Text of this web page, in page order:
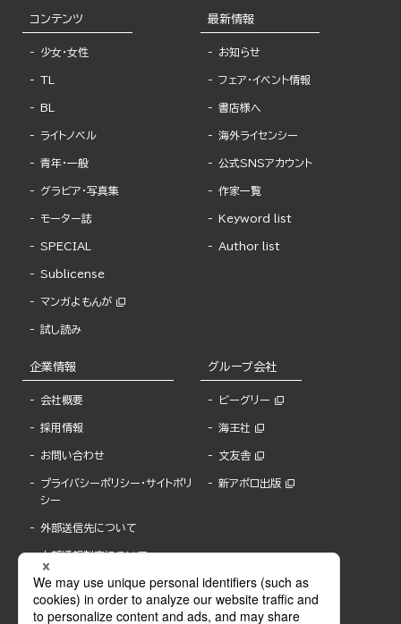
コンテンツ
少女・女性
TL
BL
ライトノベル
青年・一般
グラビア・写真集
モーター誌
SPECIAL
Sublicense
マンガよもんが
試し読み
最新情報
お知らせ
フェア・イベント情報
書店様へ
海外ライセンシー
公式SNSアカウント
作家一覧
Keyword list
Author list
企業情報
会社概要
採用情報
お問い合わせ
プライバシーポリシー・サイトポリ
シー
外部送信先について
内部通報制度について
グループ会社
ビーグリー
海王社
文友舎
新アポロ出版